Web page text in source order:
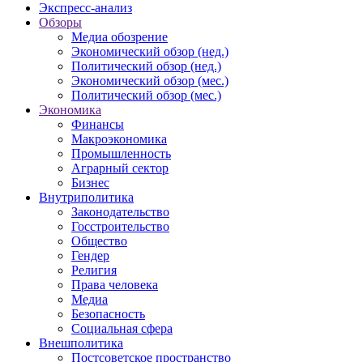
Экспресс-анализ
Обзоры
Медиа обозрение
Экономический обзор (нед.)
Политический обзор (нед.)
Экономический обзор (мес.)
Политический обзор (мес.)
Экономика
Финансы
Макроэкономика
Промышленность
Аграрный сектор
Бизнес
Внутриполитика
Законодательство
Госстроительство
Общество
Гендер
Религия
Права человека
Медиа
Безопасность
Социальная сфера
Внешполитика
Постсоветское пространство